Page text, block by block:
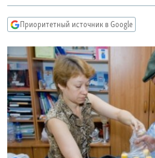
главной
навигации
Вернутся
поиску
КУЛЬТУРА
IDEL.РЕАЛИИ
КАВКАЗ.РЕАЛИИ
СЕВЕР.РЕАЛИИ
СИБИРЬ.РЕАЛИИ
РАСПИСАНИЕ ВЕЩАНИЯ
ПОДПИШИТЕСЬ НА РАССЫЛКУ
Приоритетный источник в Google